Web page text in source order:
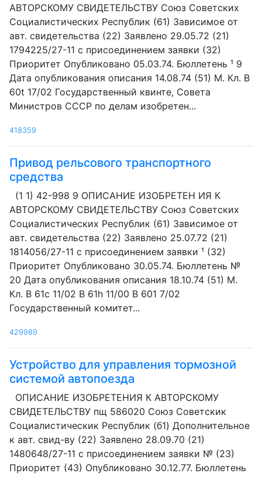
АВТОРСКОМУ СВИДЕТЕЛЬСТВУ Союз Советских
Социалистических Республик (61) Зависимое от
авт. свидетельства (22) Заявлено 29.05.72 (21)
1794225/27-11 с присоединением заявки (32)
Приоритет Опубликовано 05.03.74. Бюллетень ¹ 9
Дата опубликования описания 14.08.74 (51) М. Кл. В
60t 17/02 Государственный квинте, Совета
Министров СССР по делам изобретен...
418359
Привод рельсового транспортного
средства
(1 1) 42-998 9 ОПИСАНИЕ ИЗОБРЕТЕН ИЯ К
АВТОРСКОМУ СВИДЕТЕЛЬСТВУ Союз Советских
Социалистических Республик (61) Зависимое от
авт. свидетельства (22) Заявлено 25.07.72 (21)
1814056/27-11 с присоединением заявки ¹ (32)
Приоритет Опубликовано 30.05.74. Бюллетень №
20 Дата опубликования описания 18.10.74 (51) М.
Кл. В 61с 11/02 В 61h 11/00 В 601 7/02
Государственный комитет...
429989
Устройство для управления тормозной
системой автопоезда
ОПИСАНИЕ ИЗОБРЕТЕНИЯ К АВТОРСКОМУ
СВИДЕТЕЛЬСТВУ пщ 586020 Союз Советскик
Социалистическик Республик (б1) Дополнительное
к авт. свид-ву (22) Заявлено 28.09.70 (21)
1480648/27-11 с присоединением заявки № (23)
Приоритет (43) Опубликовано 30.12.77. Бюллетень